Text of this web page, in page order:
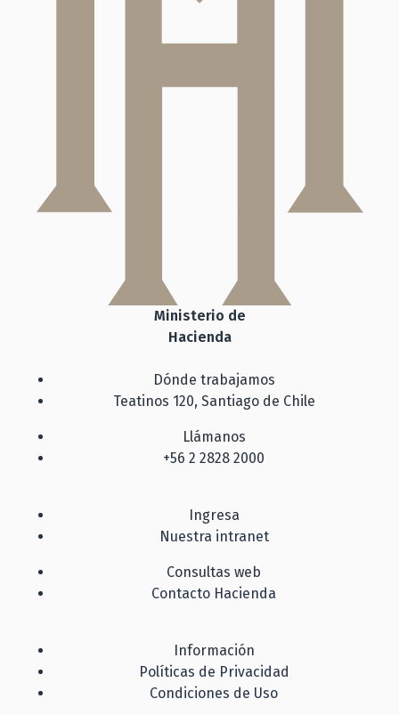
Ministerio de
Hacienda
Dónde trabajamos
Teatinos 120, Santiago de Chile
Llámanos
+56 2 2828 2000
Ingresa
Nuestra intranet
Consultas web
Contacto Hacienda
Información
Políticas de Privacidad
Condiciones de Uso